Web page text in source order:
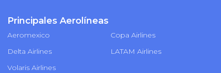
Principales Aerolíneas
Aeromexico
Copa Airlines
Delta Airlines
LATAM Airlines
Volaris Airlines